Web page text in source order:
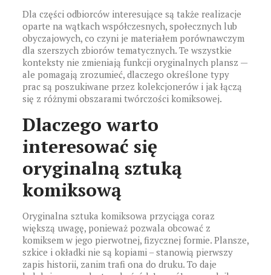
Dla części odbiorców interesujące są także realizacje
oparte na wątkach współczesnych, społecznych lub
obyczajowych, co czyni je materiałem porównawczym
dla szerszych zbiorów tematycznych. Te wszystkie
konteksty nie zmieniają funkcji oryginalnych plansz —
ale pomagają zrozumieć, dlaczego określone typy
prac są poszukiwane przez kolekcjonerów i jak łączą
się z różnymi obszarami twórczości komiksowej.
Dlaczego warto
interesować się
oryginalną sztuką
komiksową
Oryginalna sztuka komiksowa przyciąga coraz
większą uwagę, ponieważ pozwala obcować z
komiksem w jego pierwotnej, fizycznej formie. Plansze,
szkice i okładki nie są kopiami – stanowią pierwszy
zapis historii, zanim trafi ona do druku. To daje